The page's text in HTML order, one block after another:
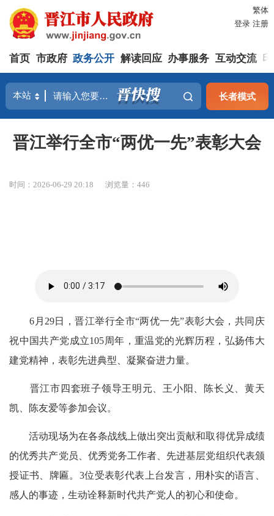
繁体
登录 注册
首页 市政府 政务公开 解读回应 办事服务 互动交流
长者模式
晋江举行全市“两优一先”表彰大会
时间：2026-06-29 20:18 浏览量：446
6月29日，晋江举行全市“两优一先”表彰大会，共同庆
祝中国共产党成立105周年，重温党的光辉历程，弘扬伟大
建党精神，表彰先进典型、凝聚奋进力量。
晋江市四套班子领导王明元、王小阳、陈长义、黄天
凯、陈友爱等参加会议。
活动现场为在各条战线上做出突出贡献和取得优异成绩
的优秀共产党员、优秀党务工作者、先进基层党组织代表颁
授证书、牌匾。3位受表彰代表上台发言，用朴实的语言、
感人的事迹，生动诠释新时代共产党人的初心和使命。